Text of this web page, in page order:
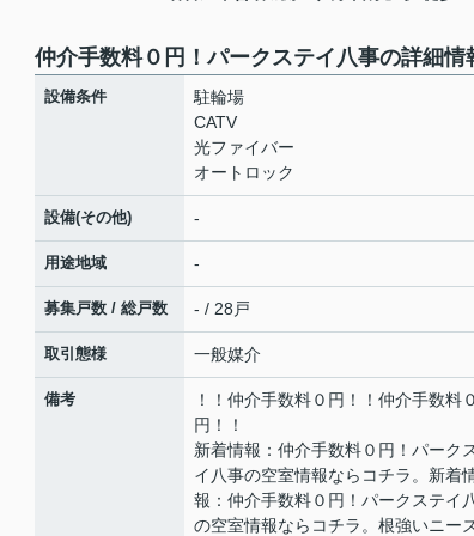
仲介手数料０円！パークステイ八事の詳細情
設備条件
駐輪場
CATV
光ファイバー
オートロック
設備(その他) -
用途地域 -
募集戸数 / 総戸数 - / 28戸
取引態様 一般媒介
備考
！！仲介手数料０円！！仲介手数料０
円！！
新着情報：仲介手数料０円！パーク
イ八事の空室情報ならコチラ。新着
報：仲介手数料０円！パークステイ
の空室情報ならコチラ。根強いニー